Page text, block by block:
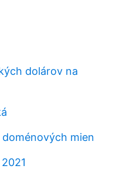
dolárov na
mien